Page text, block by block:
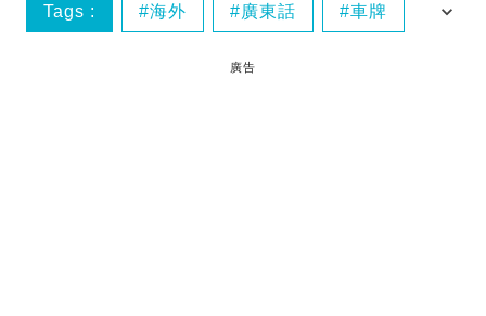
Tags : 海外 廣東話 車牌
廣告